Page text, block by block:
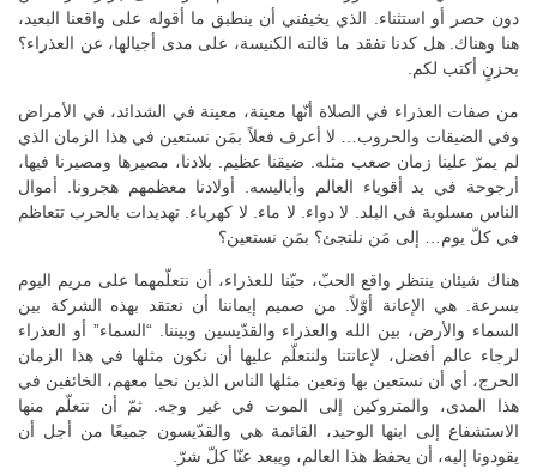
دون حصر أو استثناء. الذي يخيفني أن ينطبق ما أقوله على واقعنا البعيد،
هنا وهناك. هل كدنا نفقد ما قالته الكنيسة، على مدى أجيالها، عن العذراء؟
بحزنٍ أكتب لكم.
من صفات العذراء في الصلاة أنّها معينة، معينة في الشدائد، في الأمراض
وفي الضيقات والحروب… لا أعرف فعلاً بمَن نستعين في هذا الزمان الذي
لم يمرّ علينا زمان صعب مثله. ضيقنا عظيم. بلادنا، مصيرها ومصيرنا فيها،
أرجوحة في يد أقوياء العالم وأباليسه. أولادنا معظمهم هجرونا. أموال
الناس مسلوبة في البلد. لا دواء. لا ماء. لا كهرباء. تهديدات بالحرب تتعاظم
في كلّ يوم… إلى مَن نلتجئ؟ بمَن نستعين؟
هناك شيئان ينتظر واقع الحبّ، حبّنا للعذراء، أن نتعلّمهما على مريم اليوم
بسرعة. هي الإعانة أوّلاً. من صميم إيماننا أن نعتقد بهذه الشركة بين
السماء والأرض، بين الله والعذراء والقدّيسين وبيننا. “السماء” أو العذراء
لرجاء عالم أفضل، لإعانتنا ولنتعلّم عليها أن نكون مثلها في هذا الزمان
الحرج، أي أن نستعين بها ونعين مثلها الناس الذين نحيا معهم، الخائفين في
هذا المدى، والمتروكين إلى الموت في غير وجه. ثمّ أن نتعلّم منها
الاستشفاع إلى ابنها الوحيد، القائمة هي والقدّيسون جميعًا من أجل أن
يقودونا إليه، أن يحفظ هذا العالم، ويبعد عنّا كلّ شرّ.